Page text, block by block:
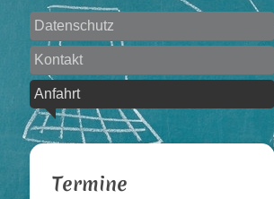
Datenschutz
Kontakt
Anfahrt
Termine